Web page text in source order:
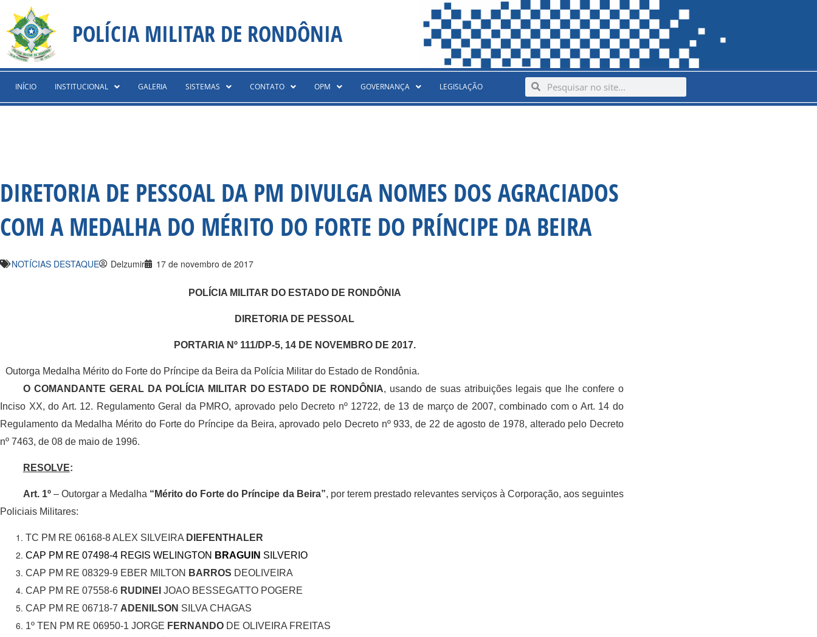
content
para
conteúdo
POLÍCIA MILITAR DE RONDÔNIA
INÍCIO INSTITUCIONAL GALERIA SISTEMAS CONTATO OPM GOVERNANÇA LEGISLAÇÃO SearchSearch
DIRETORIA DE PESSOAL DA PM DIVULGA NOMES DOS AGRACIADOS
COM A MEDALHA DO MÉRITO DO FORTE DO PRÍNCIPE DA BEIRA
NOTÍCIAS DESTAQUE Delzumir 17 de novembro de 2017
POLÍCIA MILITAR DO ESTADO DE RONDÔNIA
DIRETORIA DE PESSOAL
PORTARIA Nº 111/DP-5, 14 DE NOVEMBRO DE 2017.
Outorga Medalha Mérito do Forte do Príncipe da Beira da Polícia Militar do Estado de Rondônia.
O COMANDANTE GERAL DA POLÍCIA MILITAR DO ESTADO DE RONDÔNIA, usando de suas atribuições legais que lhe confere o
Inciso XX, do Art. 12. Regulamento Geral da PMRO, aprovado pelo Decreto nº 12722, de 13 de março de 2007, combinado com o Art. 14 do
Regulamento da Medalha Mérito do Forte do Príncipe da Beira, aprovado pelo Decreto nº 933, de 22 de agosto de 1978, alterado pelo Decreto
nº 7463, de 08 de maio de 1996.
RESOLVE:
Art. 1º– Outorgar a Medalha “Mérito do Forte do Príncipe da Beira”, por terem prestado relevantes serviços à Corporação, aos seguintes
Policiais Militares:
TC PM RE 06168-8 ALEX SILVEIRA DIEFENTHALER
CAP PM RE 07498-4 REGIS WELINGTON BRAGUIN SILVERIO
CAP PM RE 08329-9 EBER MILTON BARROS DEOLIVEIRA
CAP PM RE 07558-6 RUDINEI JOAO BESSEGATTO POGERE
CAP PM RE 06718-7 ADENILSON SILVA CHAGAS
1º TEN PM RE 06950-1 JORGE FERNANDO DE OLIVEIRA FREITAS